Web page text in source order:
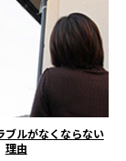
ブルがなくならない
理由